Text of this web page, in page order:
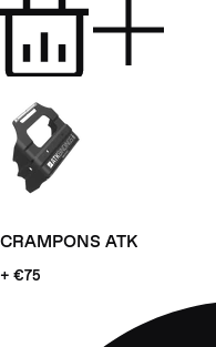
CRAMPONS ATK
+ €75